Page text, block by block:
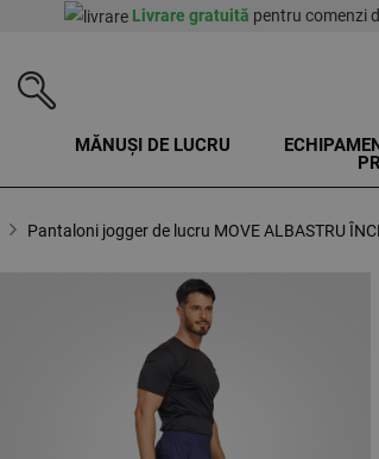
Livrare gratuită pentru comenzi
MĂNUȘI DE LUCRU
Pantaloni jogger de lucru MOVE ALBASTRU